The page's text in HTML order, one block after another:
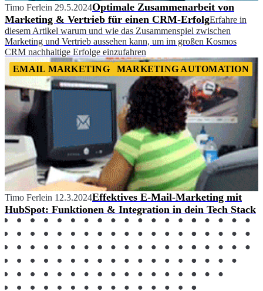
Timo Ferlein 29.5.2024Optimale Zusammenarbeit von
Marketing & Vertrieb für einen CRM-ErfolgErfahre in
diesem Artikel warum und wie das Zusammenspiel zwischen
Marketing und Vertrieb aussehen kann, um im großen Kosmos
CRM nachhaltige Erfolge einzufahren
EMAIL MARKETING
MARKETING AUTOMATION
Timo Ferlein 12.3.2024Effektives E-Mail-Marketing mit
HubSpot: Funktionen & Integration in dein Tech Stack